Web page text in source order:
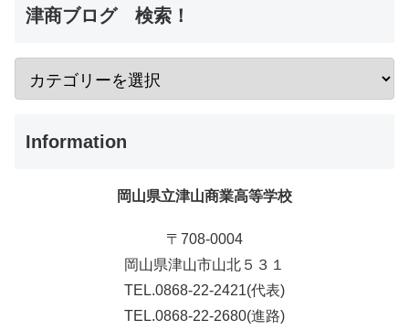
津商ブログ 検索！
Information
岡山県立津山商業高等学校
〒708-0004
岡山県津山市山北５３１
TEL.0868-22-2421(代表)
TEL.0868-22-2680(進路)